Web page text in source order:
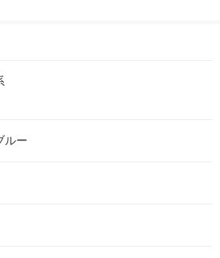
ルー